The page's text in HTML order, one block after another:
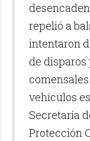
repelió a
intentaron
de disparos
vehículos
Secretaría
Protección